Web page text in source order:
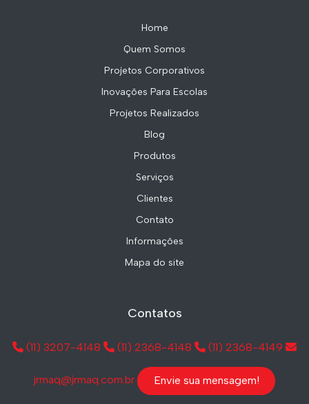
Home
Quem Somos
Projetos Corporativos
Inovações Para Escolas
Projetos Realizados
Blog
Produtos
Serviços
Clientes
Contato
Informações
Mapa do site
Contatos
(11) 3207-4148 (11) 2368-4148 (11) 2368-4149
jrmaq@jrmaq.com.br Envie sua mensagem!